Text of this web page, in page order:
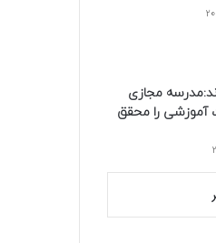
مجازی
آموزشی را محقق